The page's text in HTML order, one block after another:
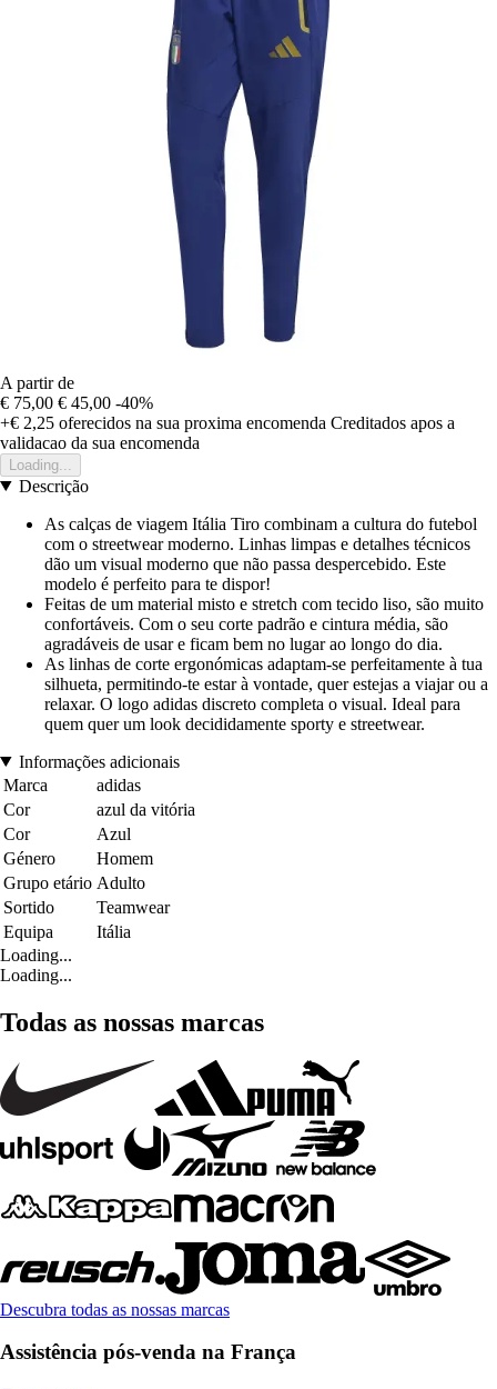
A partir de
€ 75,00 € 45,00 -40%
+€ 2,25 oferecidos na sua proxima encomenda Creditados apos a
validacao da sua encomenda
Loading...
Descrição
As calças de viagem Itália Tiro combinam a cultura do futebol
com o streetwear moderno. Linhas limpas e detalhes técnicos
dão um visual moderno que não passa despercebido. Este
modelo é perfeito para te dispor!
Feitas de um material misto e stretch com tecido liso, são muito
confortáveis. Com o seu corte padrão e cintura média, são
agradáveis de usar e ficam bem no lugar ao longo do dia.
As linhas de corte ergonómicas adaptam-se perfeitamente à tua
silhueta, permitindo-te estar à vontade, quer estejas a viajar ou a
relaxar. O logo adidas discreto completa o visual. Ideal para
quem quer um look decididamente sporty e streetwear.
Informações adicionais
Marca
adidas
Cor
azul da vitória
Cor
Azul
Género
Homem
Grupo etário Adulto
Sortido
Teamwear
Equipa
Itália
Loading...
Loading...
Todas as nossas marcas
Descubra todas as nossas marcas
Assistência pós-venda na França